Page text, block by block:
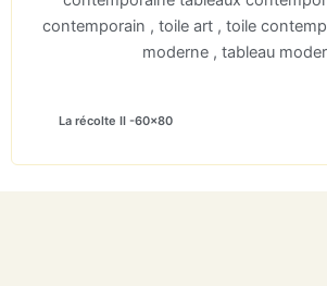
La récolte II -60×80